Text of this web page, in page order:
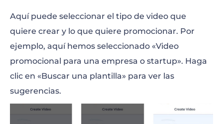
Aquí puede seleccionar el tipo de video que
quiere crear y lo que quiere promocionar. Por
ejemplo, aquí hemos seleccionado «Video
promocional para una empresa o startup». Haga
clic en «Buscar una plantilla» para ver las
sugerencias.